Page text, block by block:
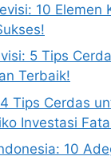
10 Elemen
5 Tips
Terbaik!
Tips Cerdas
Investasi
10